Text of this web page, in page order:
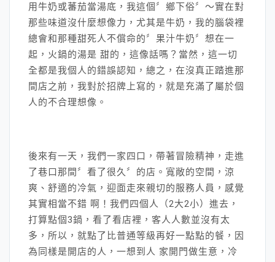
用牛奶或蕃茄當湯底，我這個〞鄉下俗〞～實在對
那些味道沒什麼想像力，尤其是牛奶，我的腦袋裡
總會和那種甜死人不償命的〞果汁牛奶〞想在一
起，火鍋的湯是 甜的，這像話嗎？當然，這一切
全都是我個人的錯誤認知，總之，在沒真正踏進那
間店之前，我對於招牌上寫的，就是充滿了屬於個
人的不合理想像。
後來有一天，我們一家四口，帶著冒險精神，走進
了巷口那間〞看了很久〞的店。寬敞的空間，涼
爽、舒適的冷氣，迎面走來親切的服務人員，感覺
其實相當不錯 啊！我們四個人（2大2小）進去，
打算點個3鍋，看了看店裡，客人人數並沒有太
多，所以，就點了比普通等級再好一點點的餐，因
為同樣是開店的人，一想到人 家開門做生意，冷